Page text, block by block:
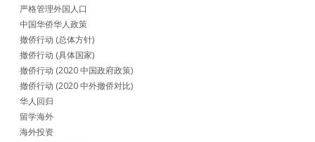
严格管理外国人口
中国华侨华人政策
撤侨行动 (总体方针)
撤侨行动 (具体国家)
撤侨行动 (2020 中国政府政策)
撤侨行动 (2020 中外撤侨对比)
华人回归
留学海外
海外投资